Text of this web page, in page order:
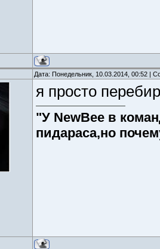
Дата: Понедельник, 10.03.2014, 00:52 |
я просто
"У NewBee в
пидараса,но